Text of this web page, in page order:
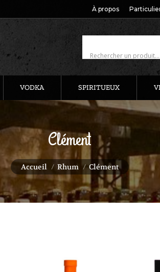
À propos
VODKA SPIRITUEUX
Clément
Vous êtes ici :
Accueil Rhum Clément